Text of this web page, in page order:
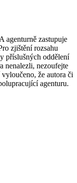
agenturně zastupuje
zjištění rozsahu
příslušných oddělení
nenalezli, nezoufejte
že autora či
agenturu.